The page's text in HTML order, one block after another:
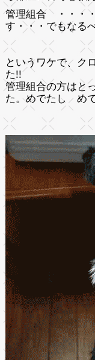
管理組合・・・
す・・・でもなる
というワケで、ク
た!!
管理組合の方はと
た。めでたし め